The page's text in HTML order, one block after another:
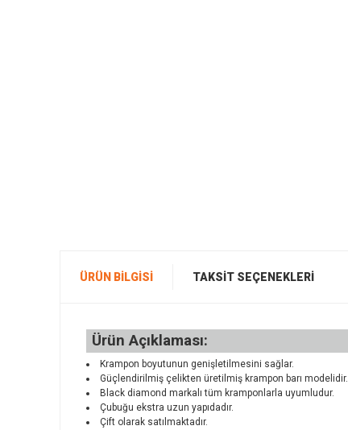
ÜRÜN BILGISI TAKSIT SEÇENEKLERI
Ürün Açıklaması:
Krampon boyutunun genişletilmesini sağlar.
Güçlendirilmiş çelikten üretilmiş krampon barı modelidir.
Black diamond markalı tüm kramponlarla uyumludur.
Çubuğu ekstra uzun yapıdadır.
Çift olarak satılmaktadır.